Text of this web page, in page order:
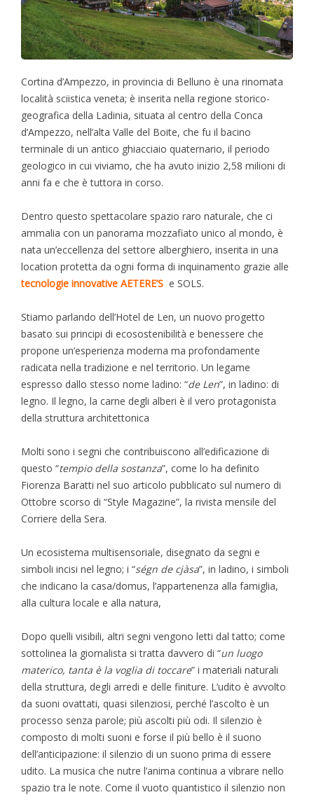
Cortina d’Ampezzo, in provincia di Belluno è una rinomata
località sciistica veneta; è inserita nella regione storico-
geografica della Ladinia, situata al centro della Conca
d’Ampezzo, nell’alta Valle del Boite, che fu il bacino
terminale di un antico ghiacciaio quaternario, il periodo
geologico in cui viviamo, che ha avuto inizio 2,58 milioni di
anni fa e che è tuttora in corso.
Dentro questo spettacolare spazio raro naturale, che ci
ammalia con un panorama mozzafiato unico al mondo, è
nata un’eccellenza del settore alberghiero, inserita in una
location protetta da ogni forma di inquinamento grazie alle
tecnologie innovative AETERE’S e SOLS.
Stiamo parlando dell’Hotel de Len, un nuovo progetto
basato sui principi di ecosostenibilità e benessere che
propone un’esperienza moderna ma profondamente
radicata nella tradizione e nel territorio. Un legame
espresso dallo stesso nome ladino: “de Len”, in ladino: di
legno. Il legno, la carne degli alberi è il vero protagonista
della struttura architettonica
Molti sono i segni che contribuiscono all’edificazione di
questo “tempio della sostanza”, come lo ha definito
Fiorenza Baratti nel suo articolo pubblicato sul numero di
Ottobre scorso di “Style Magazine”, la rivista mensile del
Corriere della Sera.
Un ecosistema multisensoriale, disegnato da segni e
simboli incisi nel legno; i “ségn de cjàsa”, in ladino, i simboli
che indicano la casa/domus, l’appartenenza alla famiglia,
alla cultura locale e alla natura,
Dopo quelli visibili, altri segni vengono letti dal tatto; come
sottolinea la giornalista si tratta davvero di “un luogo
materico, tanta è la voglia di toccare” i materiali naturali
della struttura, degli arredi e delle finiture. L’udito è avvolto
da suoni ovattati, quasi silenziosi, perché l’ascolto è un
processo senza parole; più ascolti più odi. Il silenzio è
composto di molti suoni e forse il più bello è il suono
dell’anticipazione: il silenzio di un suono prima di essere
udito. La musica che nutre l’anima continua a vibrare nello
spazio tra le note. Come il vuoto quantistico il silenzio non